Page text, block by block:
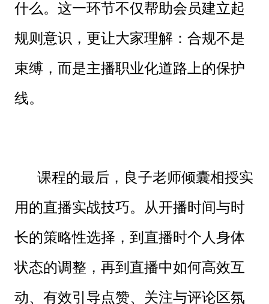
什么。这一环节不仅帮助会员建立起
规则意识，更让大家理解：合规不是
束缚，而是主播职业化道路上的保护
线。
课程的最后，良子老师倾囊相授实
用的直播实战技巧。从开播时间与时
长的策略性选择，到直播时个人身体
状态的调整，再到直播中如何高效互
动、有效引导点赞、关注与评论区氛